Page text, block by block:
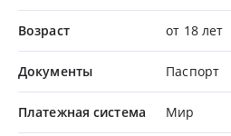
Возраст от 18 лет
Документы Паспорт
Платежная система Мир